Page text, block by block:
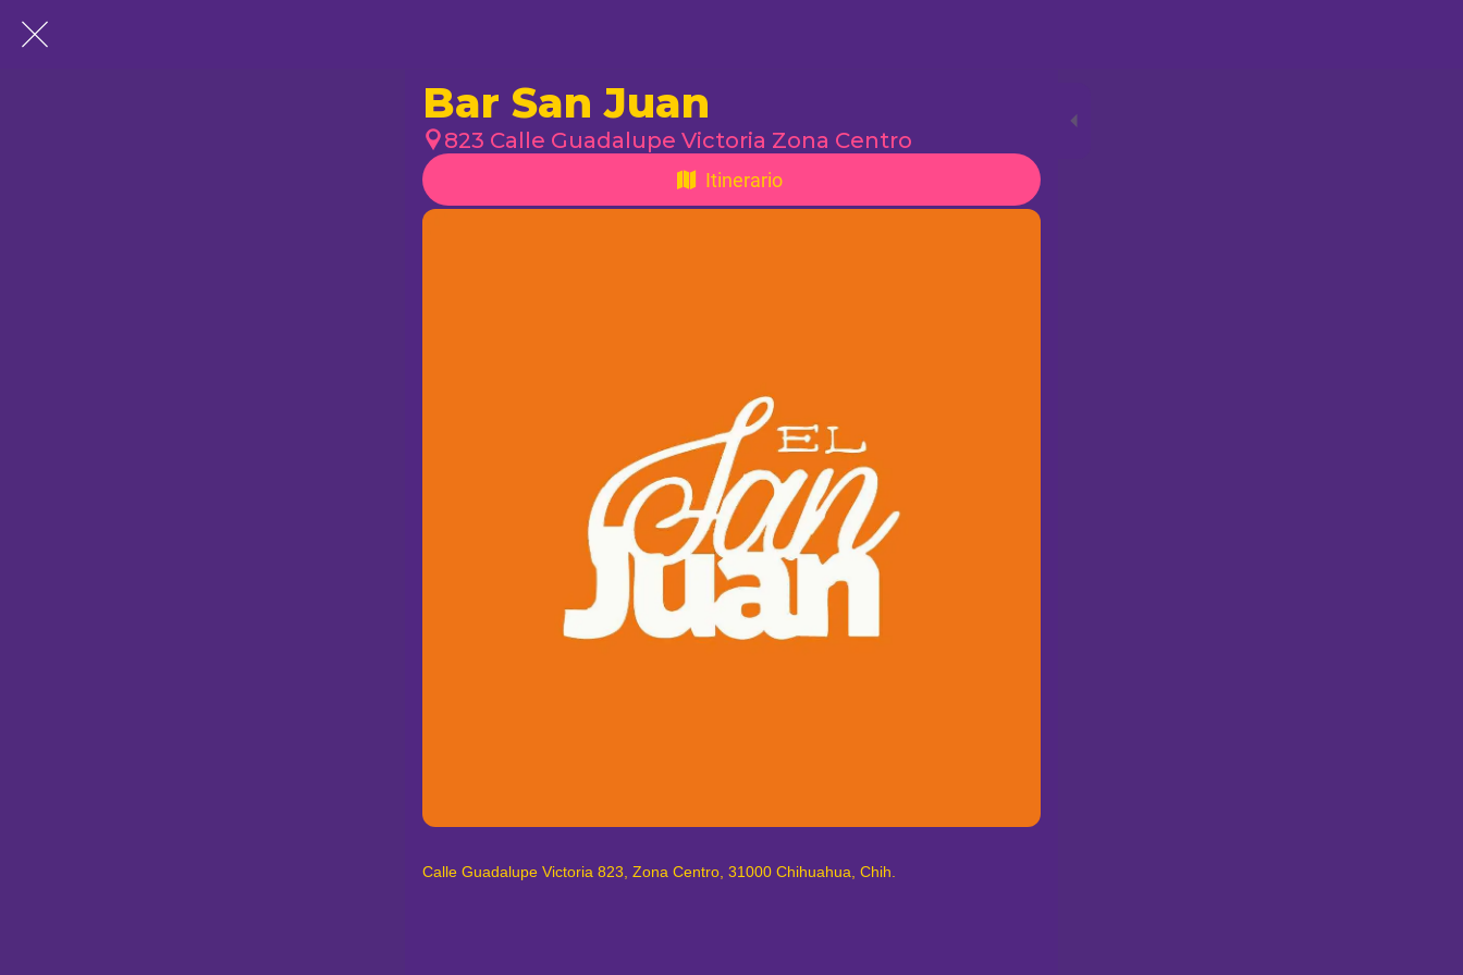
Bar San Juan
823 Calle Guadalupe Victoria Zona Centro
Itinerario
Calle Guadalupe Victoria 823, Zona Centro, 31000 Chihuahua, Chih.